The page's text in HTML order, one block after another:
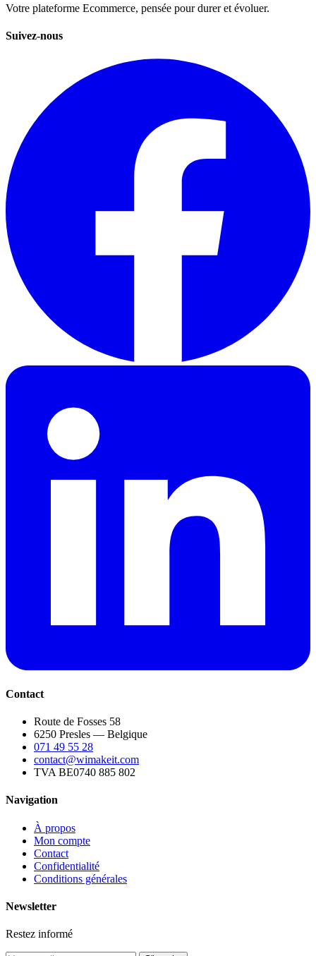
Votre plateforme Ecommerce, pensée pour durer et évoluer.
Suivez-nous
Contact
Route de Fosses 58
6250 Presles — Belgique
071 49 55 28
contact@wimakeit.com
TVA BE0740 885 802
Navigation
À propos
Mon compte
Contact
Confidentialité
Conditions générales
Newsletter
Restez informé